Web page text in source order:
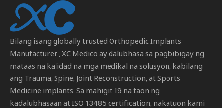
Bilang isang globally trusted Orthopedic Implants
Manufacturer, XC Medico ay dalubhasa sa pagbibigay ng
mataas na kalidad na mga medikal na solusyon, kabilang
ang Trauma, Spine, Joint Reconstruction, at Sports
Medicine implants. Sa mahigit 19 na taon ng
kadalubhasaan at ISO 13485 certification, nakatuon kami